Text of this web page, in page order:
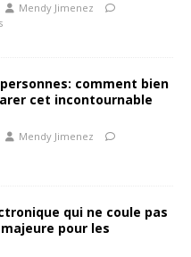
Mendy Jimenez
comment bien
cet incontournable
Mendy Jimenez
qui ne coule pas
pour les